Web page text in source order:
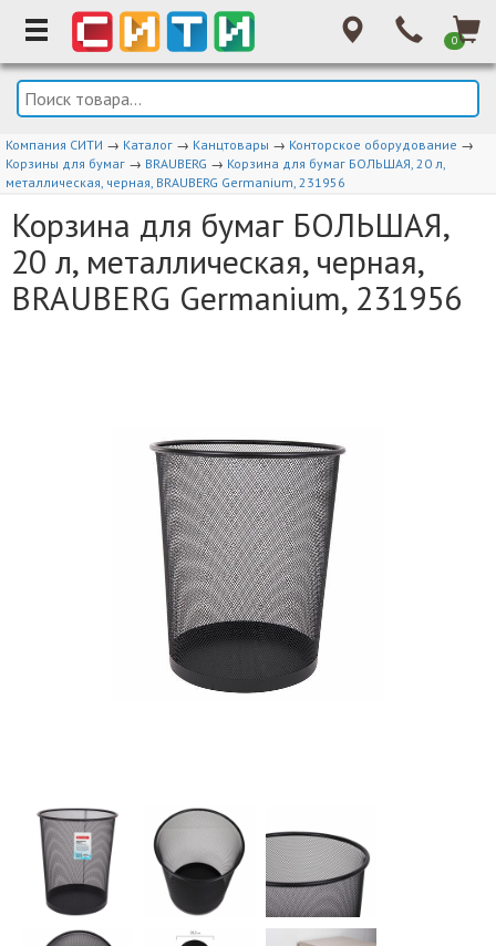
0
Компания СИТИ → Каталог → Канцтовары → Конторское оборудование →
Корзины для бумаг → BRAUBERG → Корзина для бумаг БОЛЬШАЯ, 20 л,
металлическая, черная, BRAUBERG Germanium, 231956
Корзина для бумаг БОЛЬШАЯ,
20 л, металлическая, черная,
BRAUBERG Germanium, 231956